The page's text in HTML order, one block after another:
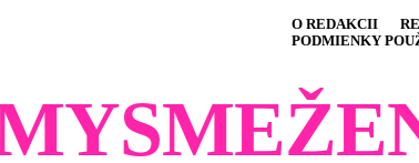
O REDAKCII
PODMIENKY